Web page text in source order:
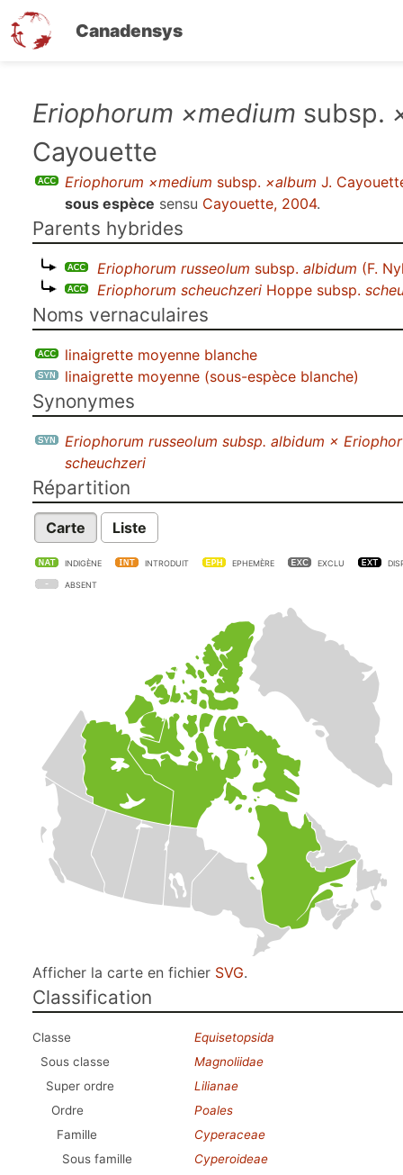
Canadensys
contenu
Eriophorum ×medium subsp.
Cayouette
Eriophorum ×medium subsp. ×album J.
sous espèce sensu Cayouette, 2004.
Parents hybrides
Eriophorum russeolum subsp. albidum (F.
Eriophorum scheuchzeri Hoppe subsp.
Noms vernaculaires
linaigrette moyenne blanche
linaigrette moyenne (sous-espèce blanche)
Synonymes
Eriophorum russeolum subsp. albidum ×
scheuchzeri
Répartition
Carte Liste
INDIGÈNE INTRODUIT EPHEMÈRE EXCLU
ABSENT
Afficher la carte en fichier SVG.
Classification
Classe
Equisetopsida
Sous classe
Magnoliidae
Super ordre
Lilianae
Ordre
Poales
Famille
Cyperaceae
Sous famille
Cyperoideae